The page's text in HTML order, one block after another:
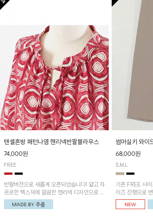
텐셀혼방 패턴나염 헨리넥반팔블라우스
74,000원
FREE
반팔버전으로 새롭게 오픈되었습니다! 얇고 차
르르한 텍스처에 깔끔한 헨리넥 디자인으로 제
작된 블라우스예요~볼륨감있는 소매 셔링과
세련된 나염패턴으로 유니크한 매력 UP!
썸머실키 와이
68,000원
S,M,L
기존 FREE 사
이즈 진행으로
단으로 제작된
로 코디 활용도